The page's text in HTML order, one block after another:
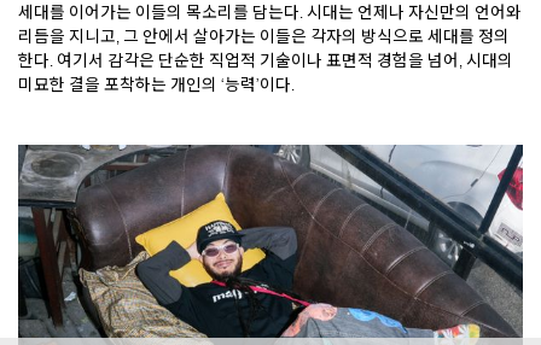
세대를 이어가는 이들의 목소리를 담는다. 시대는 언제나 자신만의 언어와
리듬을 지니고, 그 안에서 살아가는 이들은 각자의 방식으로 세대를 정의
한다. 여기서 감각은 단순한 직업적 기술이나 표면적 경험을 넘어, 시대의
미묘한 결을 포착하는 개인의 ‘능력’이다.